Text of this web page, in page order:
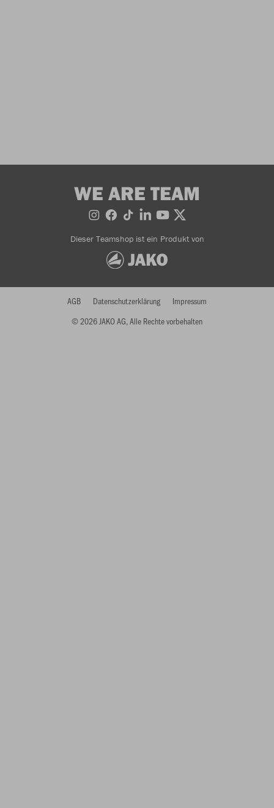
WE ARE TEAM
Dieser Teamshop ist ein Produkt von
© 2026 JAKO AG, Alle Rechte vorbehalten
AGB Datenschutzerklärung Impressum